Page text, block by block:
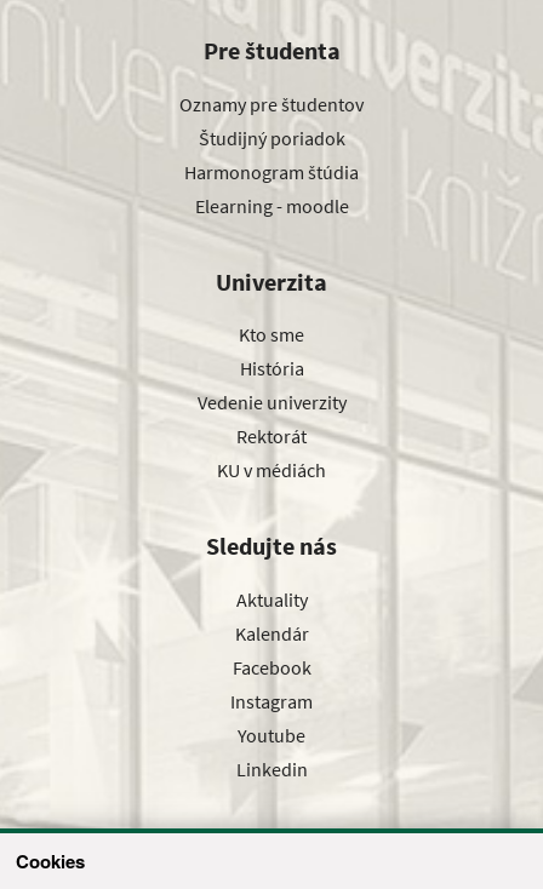
Cookies
Pre študenta
Oznamy pre študentov
Študijný poriadok
Harmonogram štúdia
Elearning - moodle
Univerzita
Kto sme
História
Vedenie univerzity
Rektorát
KU v médiách
Sledujte nás
Aktuality
Kalendár
Facebook
Instagram
Youtube
Linkedin